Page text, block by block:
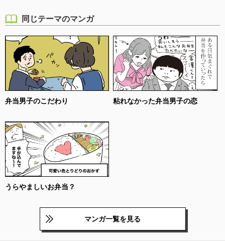
同じテーマのマンガ
弁当男子のこだわり 粘れなかった弁当男子の恋
うらやましいお弁当？
マンガ一覧を見る